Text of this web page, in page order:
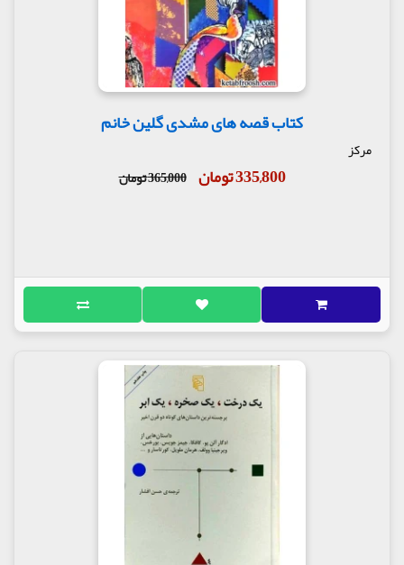
کتاب قصه های مشدی گلین خانم
مرکز
335,800 تومان 365,000 تومان